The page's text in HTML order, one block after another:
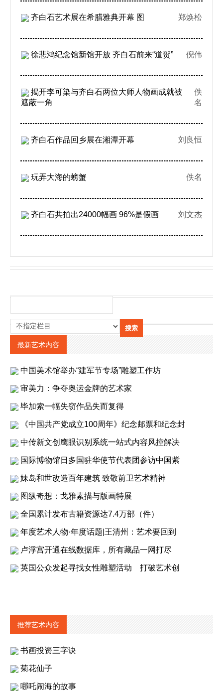
齐白石艺术展在希腊雅典开幕 图 郑焕松
徐悲鸿纪念馆新馆开放 齐白石前来“道贺” 倪伟
揭开李可染与齐白石两位大师人物画成就被
遮蔽一角
佚
名
齐白石作品回乡展在湘潭开幕 刘良恒
玩弄大海的螃蟹 佚名
齐白石共拍出24000幅画 96%是假画 刘文杰
最新艺术内容
中国美术馆举办“建军节专场”雕塑工作坊
审美力：争夺奥运金牌的艺术家
毕加索一幅失窃作品失而复得
《中国共产党成立100周年》纪念邮票和纪念封
中传新文创鹰眼识别系统一站式内容风控解决
国际博物馆日多国驻华使节代表团参访中国紫
妹岛和世改造百年建筑 致敬前卫艺术精神
图纵奇想：戈雅素描与版画特展
全国累计发布古籍资源达7.4万部（件）
年度艺术人物·年度话题|王清州：艺术要回到
卢浮宫开通在线数据库，所有藏品一网打尽
英国公众发起寻找女性雕塑活动 打破艺术创
推荐艺术内容
书画投资三字诀
菊花仙子
哪吒闹海的故事